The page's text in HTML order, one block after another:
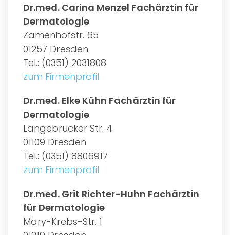
Dr.med. Carina Menzel Fachärztin für
Dermatologie
Zamenhofstr. 65
01257 Dresden
Tel.: (0351) 2031808
zum Firmenprofil
Dr.med. Elke Kühn Fachärztin für
Dermatologie
Langebrücker Str. 4
01109 Dresden
Tel.: (0351) 8806917
zum Firmenprofil
Dr.med. Grit Richter-Huhn Fachärztin
für Dermatologie
Mary-Krebs-Str. 1